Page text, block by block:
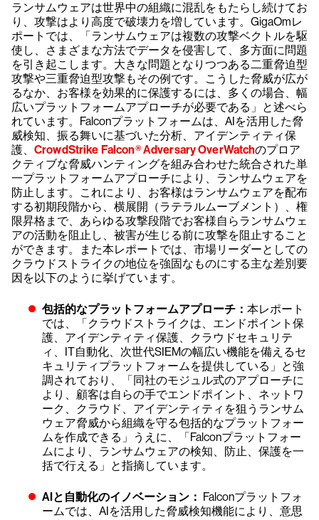
ランサムウェアは世界中の組織に混乱をもたらし続けてお
り、攻撃はより高度で破壊力を増しています。GigaOmレ
ポートでは、「ランサムウェアは複数の攻撃ベクトルを駆
使し、さまざまな方法でデータを侵害して、多方面に問題
を引き起こします。大きな問題となりつつある二重脅迫型
攻撃や三重脅迫型攻撃もその例です。こうした脅威が広が
るなか、お客様を効果的に保護するには、多くの場合、幅
広いプラットフォームアプローチが必要である」と述べら
れています。Falconプラットフォームは、AIを活用した脅
威検知、振る舞いに基づいた分析、アイデンティティ保
護、 CrowdStrike Falcon® Adversary OverWatchのプロア
クティブな脅威ハンティングを組み合わせた統合された単
一プラットフォームアプローチにより、ランサムウェアを
防止します。これにより、お客様はランサムウェアを配布
する初期段階から、横展開（ラテラルムーブメント）、権
限昇格まで、あらゆる攻撃段階でお客様自らランサムウェ
アの活動を阻止し、被害が生じる前に攻撃を阻止すること
ができます。また本レポートでは、市場リーダーとしての
クラウドストライクの地位を強固なものにする主な差別要
因を以下のように挙げています。
包括的なプラットフォームアプローチ： 本レポート
では、「クラウドストライクは、エンドポイント保
護、アイデンティティ保護、クラウドセキュリテ
ィ、IT自動化、次世代SIEMの幅広い機能を備えるセ
キュリティプラットフォームを提供している」と強
調されており、「同社のモジュル式のアプローチに
より、顧客は自らの手でエンドポイント、ネットワ
ーク、クラウド、アイデンティティを狙うランサム
ウェア脅威から組織を守る包括的なプラットフォー
ムを作成できる」うえに、「Falconプラットフォー
ムにより、ランサムウェアの検知、防止、保護を一
括で行える」と指摘しています。
AIと自動化のイノベーション： Falconプラットフォ
ームでは、AIを活用した脅威検知機能により、意思